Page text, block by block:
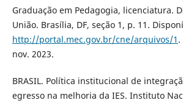
Graduação em Pedagogia, licenciatura.
União. Brasília, DF, seção 1, p. 11.
http://portal.mec.gov.br/cne/arquivos/1 .
nov. 2023.
BRASIL. Política institucional de
egresso na melhoria da IES. Instituto